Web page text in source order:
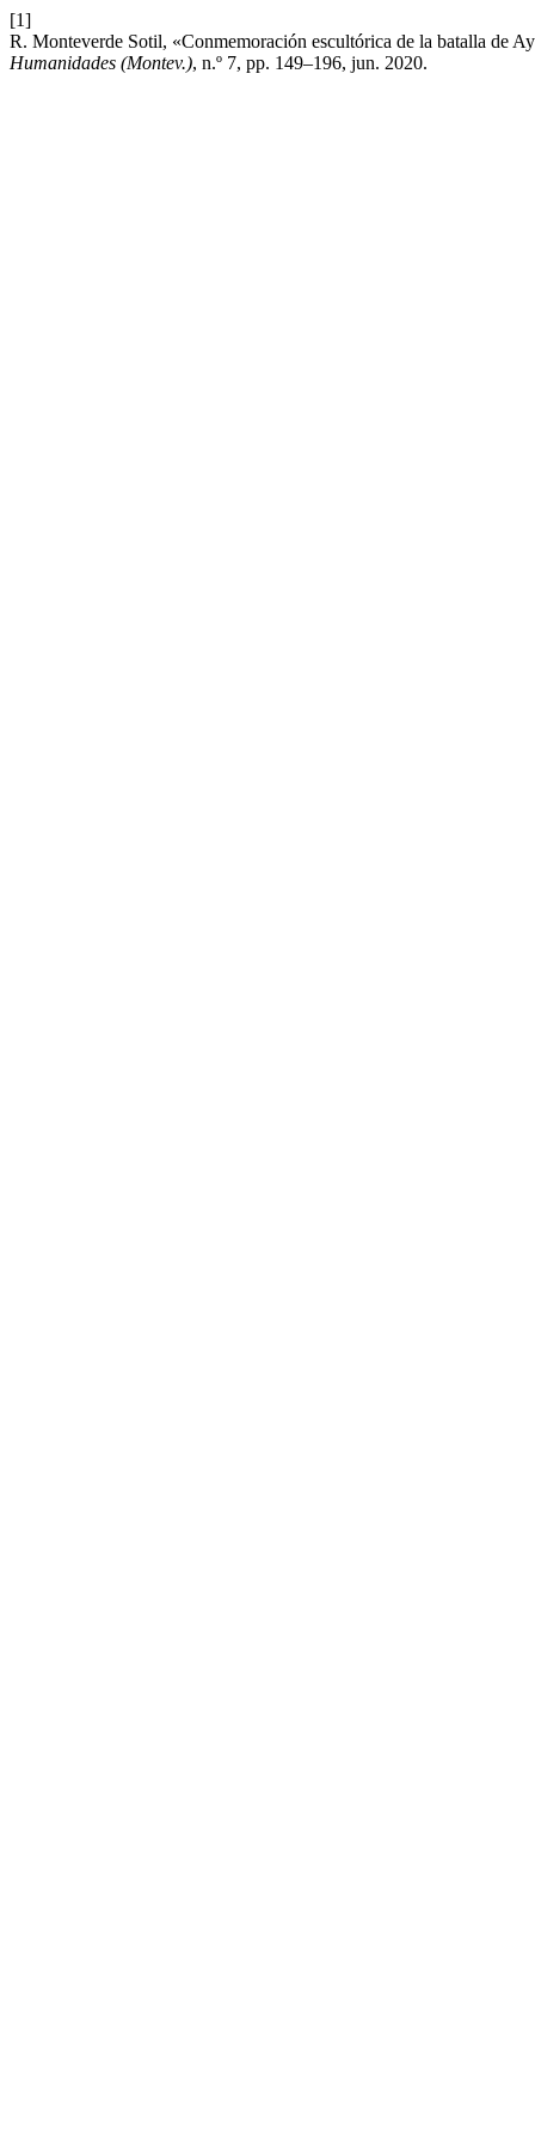
[1]
R. Monteverde Sotil, «Conmemoración escultórica de la batalla de
Humanidades (Montev.), n.º 7, pp. 149–196, jun. 2020.